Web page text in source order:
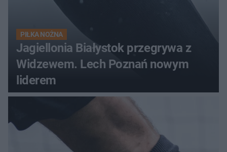
PIŁKA NOŻNA
Jagiellonia Białystok przegrywa z
Widzewem. Lech Poznań nowym
liderem